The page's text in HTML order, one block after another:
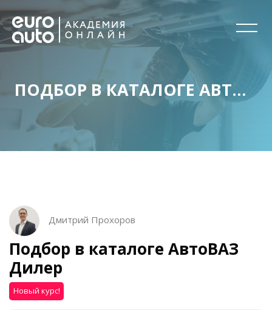
ПОДБОР В КАТАЛОГЕ АВТОВАЗ ДИЛЕР
Блоки
Пропустить [Cocoon] Описание курса
Дмитрий Прохоров
Подбор в каталоге АвтоВАЗ
Дилер
Новый курс!